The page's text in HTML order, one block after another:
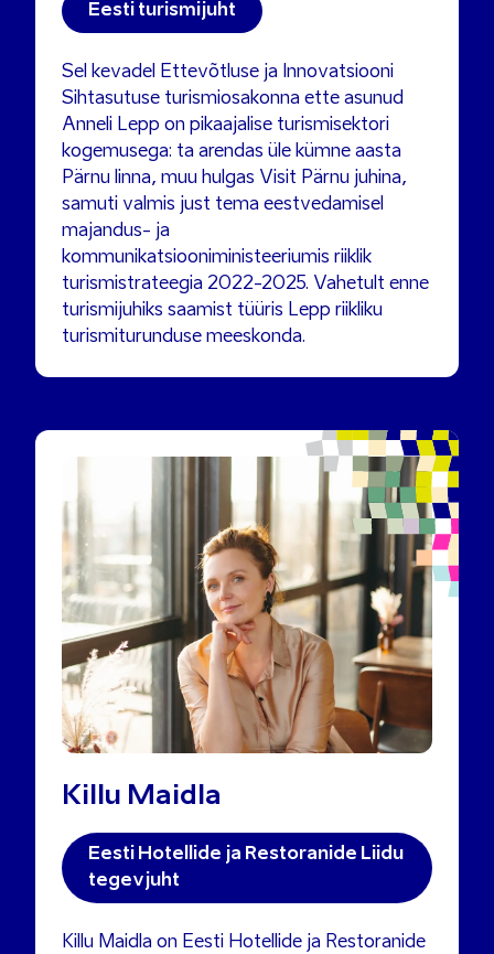
Eesti turismijuht
Sel kevadel Ettevõtluse ja Innovatsiooni
Sihtasutuse turismiosakonna ette asunud
Anneli Lepp on pikaajalise turismisektori
kogemusega: ta arendas üle kümne aasta
Pärnu linna, muu hulgas Visit Pärnu juhina,
samuti valmis just tema eestvedamisel
majandus- ja
kommunikatsiooniministeeriumis riiklik
turismistrateegia 2022-2025. Vahetult enne
turismijuhiks saamist tüüris Lepp riikliku
turismiturunduse meeskonda.
Killu Maidla
Eesti Hotellide ja Restoranide Liidu
tegevjuht
Killu Maidla on Eesti Hotellide ja Restoranide